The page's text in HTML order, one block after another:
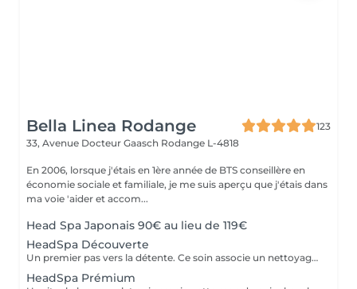
Bella Linea Rodange
123
33, Avenue Docteur Gaasch Rodange L-4818
En 2006, lorsque j'étais en 1ère année de BTS conseillère en
économie sociale et familiale, je me suis aperçu que j'étais dans
ma voie 'aider et accom...
Head Spa Japonais 90€ au lieu de 119€
HeadSpa Découverte
Un premier pas vers la détente. Ce soin associe un nettoyage doux du cuir chevelu à un massage relaxant qui stimule la circulation et libère les tensions. Idéal pour découvrir l'expérience Head Spa et profiter d'un moment de bien-être immédiat.
HeadSpa Prémium